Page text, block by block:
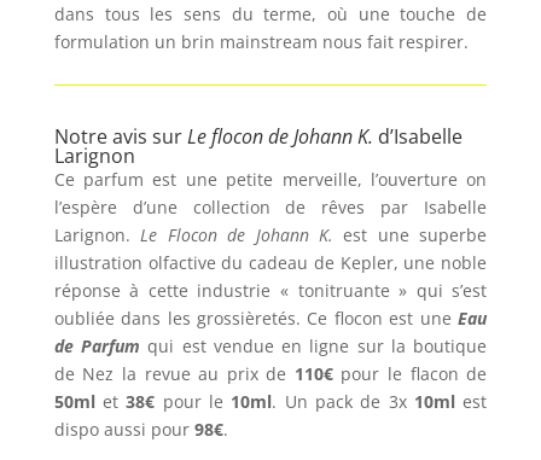
dans tous les sens du terme, où une touche de
formulation un brin mainstream nous fait respirer.
Notre avis surLe flocon de Johann K. d’Isabelle
Larignon
Ce parfum est une petite merveille, l’ouverture on
l’espère d’une collection de rêves par Isabelle
Larignon.Le Flocon de Johann K. est une superbe
illustration olfactive du cadeau de Kepler, une noble
réponse à cette industrie « tonitruante » qui s’est
oubliée dans les grossièretés. Ce flocon est uneEau
de Parfum qui est vendue en ligne sur la boutique
de Nez la revue au prix de 110€pour le flacon de
50mlet38€ pour le 10ml. Un pack de 3x 10mlest
dispo aussi pour 98€.